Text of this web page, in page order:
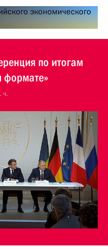
по итогам
формате»
ч.